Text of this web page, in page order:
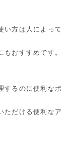
い方は人によって
おすすめです。
するのに便利なポ
ただける便利なア